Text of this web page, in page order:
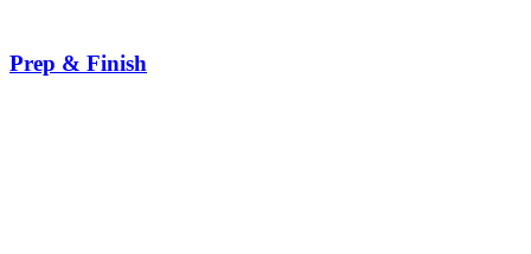
Prep & Finish